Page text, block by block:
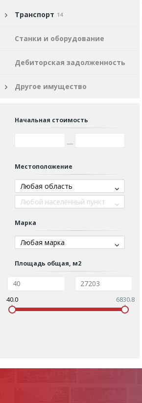
Транспорт 14
Станки и оборудование
Дебиторская задолженность
Другое имущество
Начальная стоимость
Местоположение
Любая область
Любой населённый пункт
Марка
Любая марка
Площадь общая, м2
40.0 6830.8